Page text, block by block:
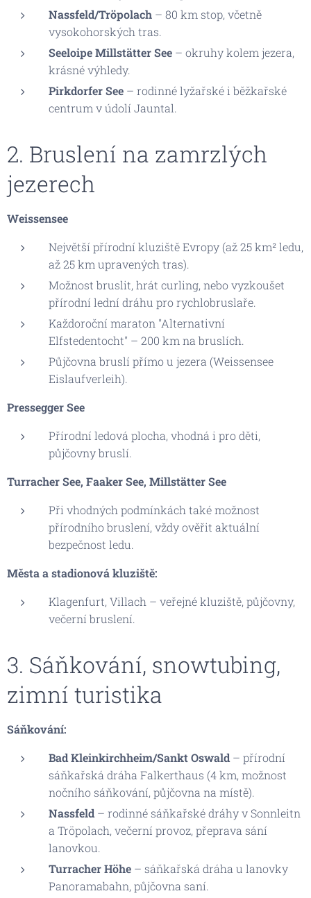
Nassfeld/Tröpolach – 80 km stop, včetně
vysokohorských tras.
Seeloipe Millstätter See – okruhy kolem jezera,
krásné výhledy.
Pirkdorfer See – rodinné lyžařské i běžkařské
centrum v údolí Jauntal.
2. Bruslení na zamrzlých
jezerech
Weissensee
Největší přírodní kluziště Evropy (až 25 km² ledu,
až 25 km upravených tras).
Možnost bruslit, hrát curling, nebo vyzkoušet
přírodní lední dráhu pro rychlobruslaře.
Každoroční maraton "Alternativní
Elfstedentocht" – 200 km na bruslích.
Půjčovna bruslí přímo u jezera (Weissensee
Eislaufverleih).
Pressegger See
Přírodní ledová plocha, vhodná i pro děti,
půjčovny bruslí.
Turracher See, Faaker See, Millstätter See
Při vhodných podmínkách také možnost
přírodního bruslení, vždy ověřit aktuální
bezpečnost ledu.
Města a stadionová kluziště:
Klagenfurt, Villach – veřejné kluziště, půjčovny,
večerní bruslení.
3. Sáňkování, snowtubing,
zimní turistika
Sáňkování:
Bad Kleinkirchheim/Sankt Oswald – přírodní
sáňkařská dráha Falkerthaus (4 km, možnost
nočního sáňkování, půjčovna na místě).
Nassfeld – rodinné sáňkařské dráhy v Sonnleitn
a Tröpolach, večerní provoz, přeprava sání
lanovkou.
Turracher Höhe – sáňkařská dráha u lanovky
Panoramabahn, půjčovna saní.